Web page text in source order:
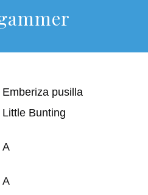
Emberiza pusilla
Little Bunting
A
A